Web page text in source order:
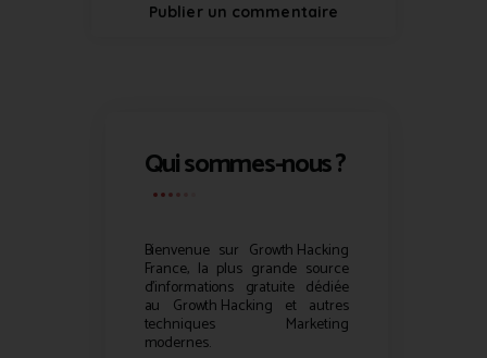
Qui sommes-nous ?
Bienvenue sur Growth Hacking
France, la plus grande source
d’informations gratuite dédiée
au Growth Hacking et autres
techniques Marketing
modernes.